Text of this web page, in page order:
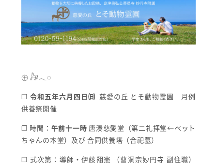
㊉ 𓃗𓂃◌
❐ 令和五年六月四日㈰ 慈愛の丘 とそ動物霊園 月例
供養祭開催
❐ 時間： 午前十一時 唐湊慈愛堂（第二礼拝堂←ペット
ちゃんの本堂）及び 合同供養塔（合祀墓）
❐ 式次第：導師・伊藤翔憲 （曹洞宗妙円寺 副住職）